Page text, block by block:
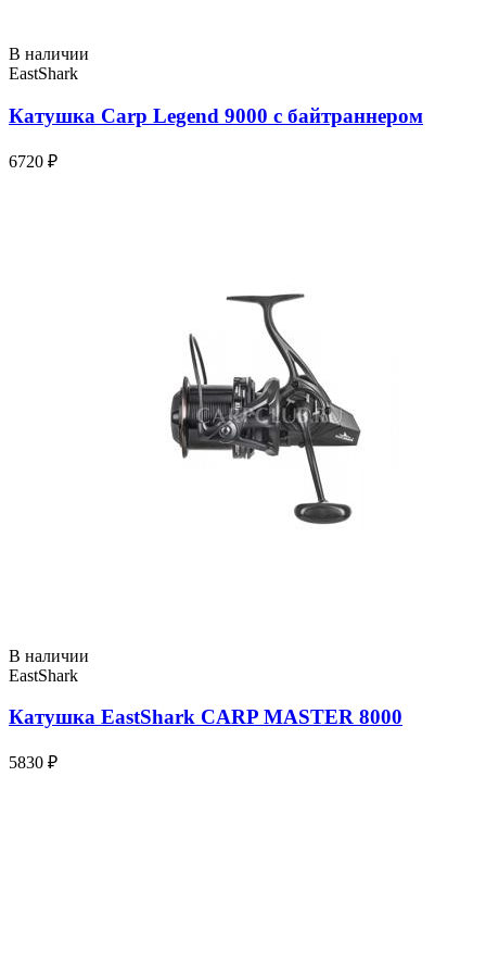
В наличии
EastShark
Катушка Carp Legend 9000 с байтраннером
6720 ₽
В наличии
EastShark
Катушка EastShark CARP MASTER 8000
5830 ₽